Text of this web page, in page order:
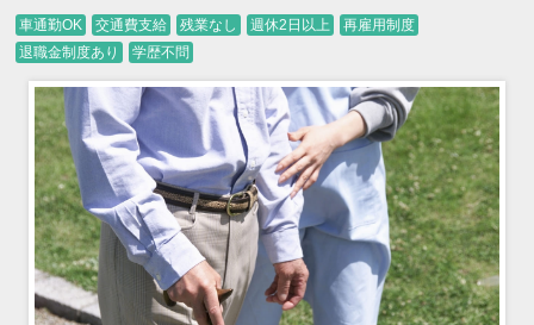
車通勤OK 交通費支給 残業なし 週休2日以上
再雇用制度
退職金制度あり
学歴不問